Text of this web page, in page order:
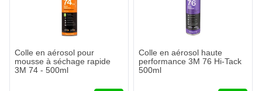
Colle en aérosol pour
mousse à séchage rapide
3M 74 - 500ml
Colle en aérosol haute
performance 3M 76 Hi-Tack
500ml